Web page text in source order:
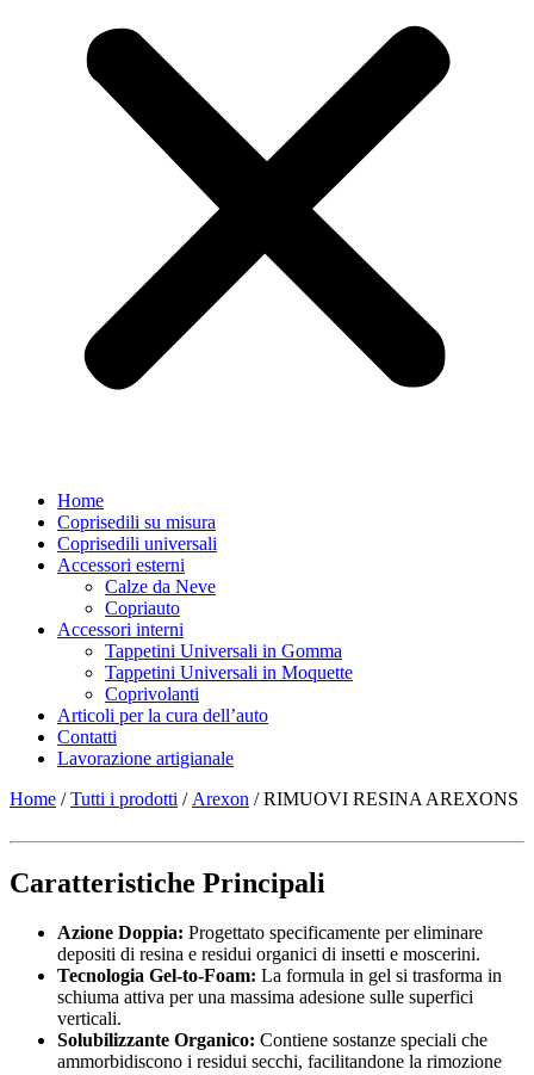
Home
Coprisedili su misura
Coprisedili universali
Accessori esterni
Calze da Neve
Copriauto
Accessori interni
Tappetini Universali in Gomma
Tappetini Universali in Moquette
Coprivolanti
Articoli per la cura dell’auto
Contatti
Lavorazione artigianale
Home /Tutti i prodotti / Arexon / RIMUOVI RESINA AREXONS
Caratteristiche Principali
Azione Doppia: Progettato specificamente per eliminare
depositi di resina e residui organici di insetti e moscerini.
Tecnologia Gel-to-Foam: La formula in gel si trasforma in
schiuma attiva per una massima adesione sulle superfici
verticali.
Solubilizzante Organico: Contiene sostanze speciali che
ammorbidiscono i residui secchi, facilitandone la rimozione